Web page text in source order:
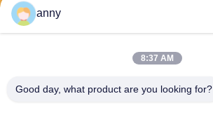
anny
8:37 AM
Good day, what product are you looking for?